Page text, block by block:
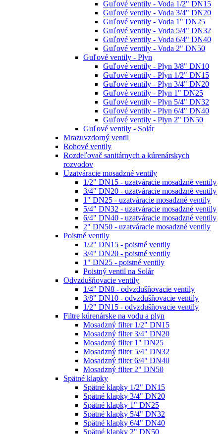
Guľové ventily - Voda 1/2" DN15
Guľové ventily - Voda 3/4" DN20
Guľové ventily - Voda 1" DN25
Guľové ventily - Voda 5/4" DN32
Guľové ventily - Voda 6/4" DN40
Guľové ventily - Voda 2" DN50
Guľové ventily - Plyn
Guľové ventily - Plyn 3/8" DN10
Guľové ventily - Plyn 1/2" DN15
Guľové ventily - Plyn 3/4" DN20
Guľové ventily - Plyn 1" DN25
Guľové ventily - Plyn 5/4" DN32
Guľové ventily - Plyn 6/4" DN40
Guľové ventily - Plyn 2" DN50
Guľové ventily - Solár
Mrazuvzdorný ventil
Rohové ventily
Rozdeľovač sanitárnych a kúrenárskych
rozvodov
Uzatváracie mosadzné ventily
1/2" DN15 - uzatváracie mosadzné ventily
3/4" DN20 - uzatváracie mosadzné ventily
1" DN25 - uzatváracie mosadzné ventily
5/4" DN32 - uzatváracie mosadzné ventily
6/4" DN40 - uzatváracie mosadzné ventily
2" DN50 - uzatváracie mosadzné ventily
Poistné ventily
1/2" DN15 - poistné ventily
3/4" DN20 - poistné ventily
1" DN25 - poistné ventily
Poistný ventil na Solár
Odvzdušňovacie ventily
1/4" DN8 - odvzdušňovacie ventily
3/8" DN10 - odvzdušňovacie ventily
1/2" DN15 - odvzdušňovacie ventily
Filtre kúrenárske na vodu a plyn
Mosadzný filter 1/2" DN15
Mosadzný filter 3/4" DN20
Mosadzný filter 1" DN25
Mosadzný filter 5/4" DN32
Mosadzný filter 6/4" DN40
Mosadzný filter 2" DN50
Spätné klapky
Spätné klapky 1/2" DN15
Spätné klapky 3/4" DN20
Spätné klapky 1" DN25
Spätné klapky 5/4" DN32
Spätné klapky 6/4" DN40
Spätné klapky 2" DN50